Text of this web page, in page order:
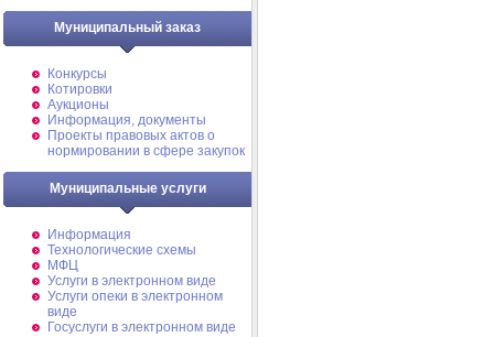
Муниципальный заказ
Конкурсы
Котировки
Аукционы
Информация, документы
Проекты правовых актов о
нормировании в сфере закупок
Муниципальные услуги
Информация
Технологические схемы
МФЦ
Услуги в электронном виде
Услуги опеки в электронном
виде
Госуслуги в электронном виде